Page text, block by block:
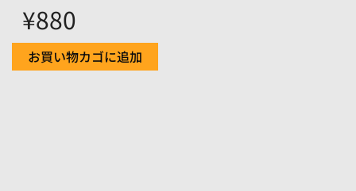
¥880
お買い物カゴに追加